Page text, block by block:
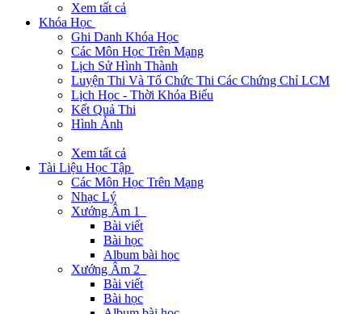
Xem tất cả
Khóa Học
Ghi Danh Khóa Học
Các Môn Học Trên Mạng
Lịch Sử Hình Thành
Luyện Thi Và Tổ Chức Thi Các Chứng Chỉ LCM
Lịch Học - Thời Khóa Biểu
Kết Quả Thi
Hình Ảnh
Xem tất cả
Tài Liệu Học Tập
Các Môn Học Trên Mạng
Nhạc Lý
Xướng Âm 1
Bài viết
Bài học
Album bài học
Xướng Âm 2
Bài viết
Bài học